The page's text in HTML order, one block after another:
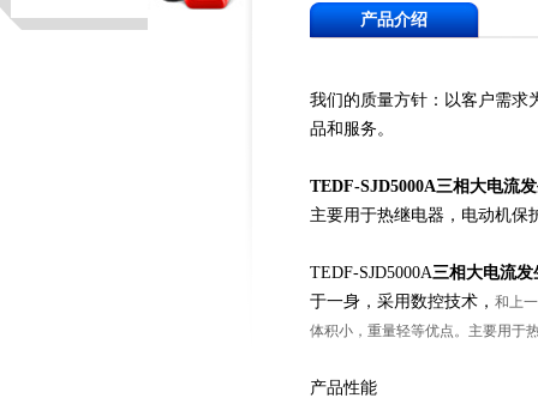
产品介绍
我们的质量方针：以客户需求
品和服务。
TEDF-SJD5000A三相大电流
主要用于热继电器，电动机保
TEDF-SJD5000A三相大电流发
于一身，采用数控技术， 和上
体积小，重量轻等优点。主要用于
产品性能